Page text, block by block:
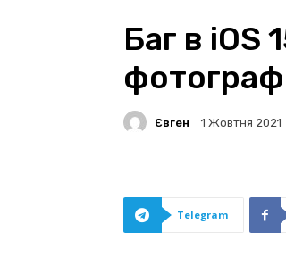
Баг в iOS
Євген 1 Жовтня 2021
Telegram